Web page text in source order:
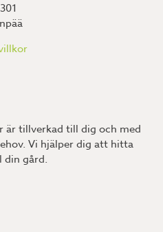
är tillverkad till dig och med
Vi hjälper dig att hitta
din gård.